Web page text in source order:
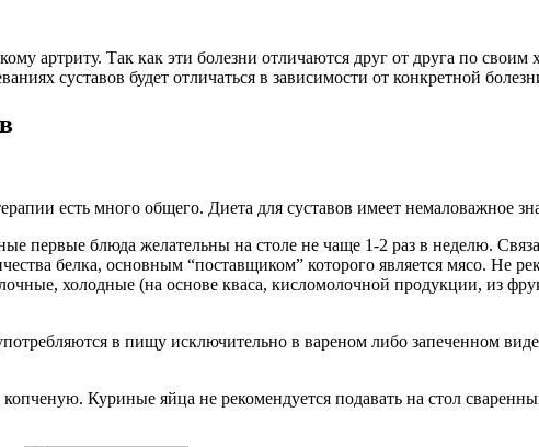
артриту. Так как эти болезни отличаются друг от друга по своим
суставов будет отличаться в зависимости от конкретной
есть много общего. Диета для суставов имеет немаловажное
первые блюда желательны на столе не чаще 1-2 раз в неделю.
белка, основным “поставщиком” которого является мясо. Не
холодные (на основе кваса, кисломолочной продукции, из
в пищу исключительно в вареном либо запеченном
Куриные яйца не рекомендуется подавать на стол